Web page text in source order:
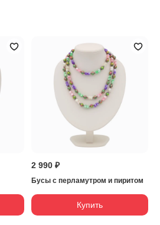
2 990 ₽
Бусы с перламутром и пиритом
Купить